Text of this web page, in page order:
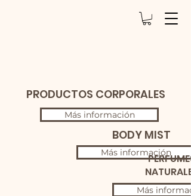
PRODUCTOS CORPORALES
Más información
BODY MIST
Más información
PERFUMES
NATURALES
Más